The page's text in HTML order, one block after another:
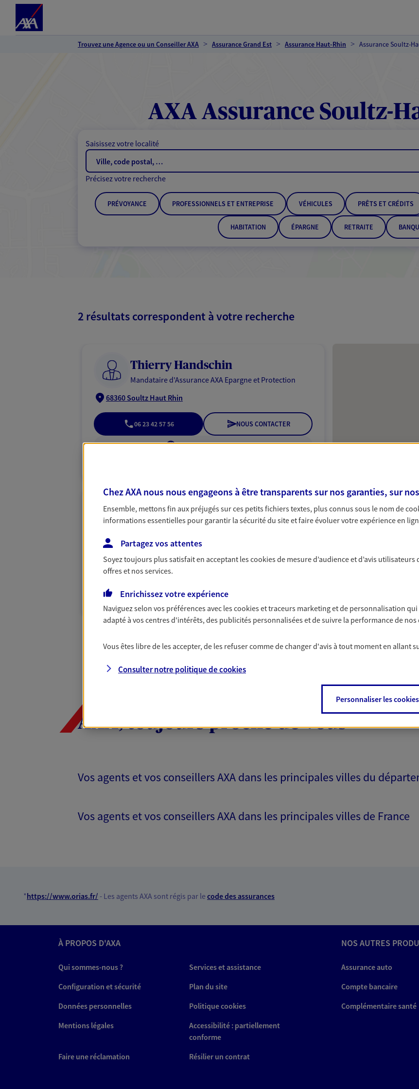
Trouvez une Agence ou un Conseiller AXA Assurance Grand Est Assurance Haut-Rhin Assurance Soultz-
AXA Assurance Soultz-
Saisissez votre localité
Précisez votre recherche
PRÉVOYANCE PROFESSIONNELS ET ENTREPRISE VÉHICULES PRÊTS ET CRÉDITS
HABITATION ÉPARGNE RETRAITE
2 résultats correspondent à votre recherche
Thierry Handschin
Mandataire d'Assurance AXA Epargne et Protection
68360 Soultz Haut Rhin
06 23 42 57 56 NOUS CONTACTER
VOIR NOTRE SITE WEB
Marilyne Fischer
Conseiller AXA Epargne et Protection
68360 Soultz Haut Rhin
07 85 79 40 62
VOIR NOTRE SITE WEB
AXA, toujours proche de vous
Vos agents et vos conseillers AXA dans les principales villes du
Vos agents et vos conseillers AXA dans les principales villes de France
*https://www.orias.fr/ - Les agents AXA sont régis par lecode des assurances
À PROPOS D'AXA
Qui sommes-nous ?
Services et assistance
Configuration et sécurité
Plan du site
Données personnelles
Politique cookies
Mentions légales
Accessibilité : partiellement
conforme
Faire une réclamation
Résilier un contrat
NOS AUTRES
Assurance auto
Compte bancaire
Complémentaire santé
Chez AXA nous nous engageons à être transparents sur nos garanties, sur nos
Ensemble, mettons fin aux préjugés sur ces petits fichiers textes, plus connus sous le nom de
informations essentielles pour garantir la sécurité du site et faire évoluer votre expérience en
Partagez vos attentes
Soyez toujours plus satisfait en acceptant lescookiesde mesure d’audience et d’avis
offres et nos services.
Enrichissez votre expérience
Naviguez selon vos préférences avec lescookies et traceurs marketing et de personnalisation
adapté à vos centres d'intérêts, des publicités personnalisées et de suivre la performance de nos
Vous êtes libre de les accepter, de les refuser comme de changer d'avis à tout moment en allant
Consulter notre politique decookies
Personnaliser les cookies